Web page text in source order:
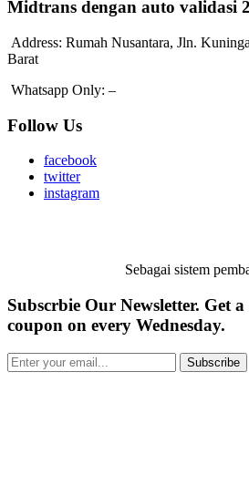
Midtrans dengan auto validasi
Address: Rumah Nusantara, Jln.
Barat
Whatsapp Only: –
Follow Us
facebook
twitter
instagram
Sebagai sistem
Subscrbie Our Newsletter. Get
coupon on every Wednesday.
Subscribe